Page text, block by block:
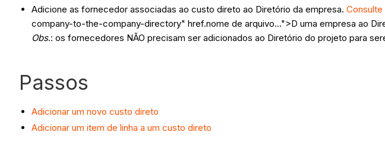
Adicione as fornecedor associadas ao custo direto ao Diretório da empresa. Consulte
company-to-the-company-directory" href.nome de arquivo...">D uma empresa ao
Obs.: os fornecedores NÃO precisam ser adicionados ao Diretório do projeto para
Passos
Adicionar um novo custo direto
Adicionar um item de linha a um custo direto